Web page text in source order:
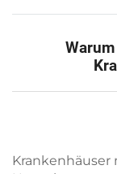
Krankenhäuser